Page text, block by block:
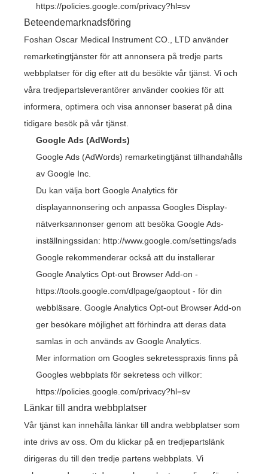
https://policies.google.com/privacy?hl=sv
Beteendemarknadsföring
Foshan Oscar Medical Instrument CO., LTD använder
remarketingtjänster för att annonsera på tredje parts
webbplatser för dig efter att du besökte vår tjänst. Vi och
våra tredjepartsleverantörer använder cookies för att
informera, optimera och visa annonser baserat på dina
tidigare besök på vår tjänst.
Google Ads (AdWords)
Google Ads (AdWords) remarketingtjänst tillhandahålls
av Google Inc.
Du kan välja bort Google Analytics för
displayannonsering och anpassa Googles Display-
nätverksannonser genom att besöka Google Ads-
inställningssidan: http://www.google.com/settings/ads
Google rekommenderar också att du installerar
Google Analytics Opt-out Browser Add-on -
https://tools.google.com/dlpage/gaoptout - för din
webbläsare. Google Analytics Opt-out Browser Add-on
ger besökare möjlighet att förhindra att deras data
samlas in och används av Google Analytics.
Mer information om Googles sekretesspraxis finns på
Googles webbplats för sekretess och villkor:
https://policies.google.com/privacy?hl=sv
Länkar till andra webbplatser
Vår tjänst kan innehålla länkar till andra webbplatser som
inte drivs av oss. Om du klickar på en tredjepartslänk
dirigeras du till den tredje partens webbplats. Vi